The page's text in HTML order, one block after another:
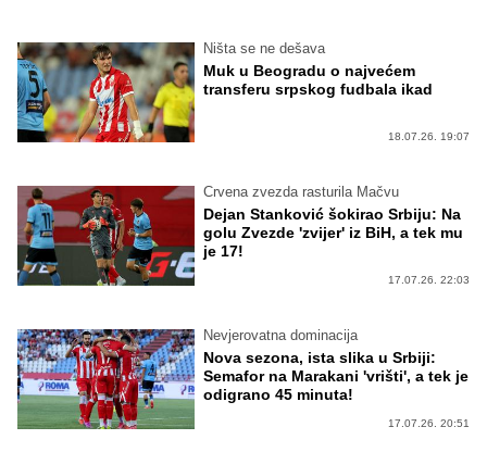
Ništa se ne dešava
Muk u Beogradu o najvećem
transferu srpskog fudbala ikad
18.07.26. 19:07
Crvena zvezda rasturila Mačvu
Dejan Stanković šokirao Srbiju: Na
golu Zvezde 'zvijer' iz BiH, a tek mu
je 17!
17.07.26. 22:03
Nevjerovatna dominacija
Nova sezona, ista slika u Srbiji:
Semafor na Marakani 'vrišti', a tek je
odigrano 45 minuta!
17.07.26. 20:51